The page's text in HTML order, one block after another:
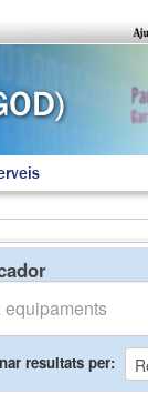
resultats per